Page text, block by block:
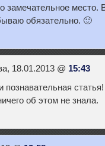
замечательное место.
обязательно. 🙂
18.01.2013 @ 15:43
познавательная
об этом не знала.